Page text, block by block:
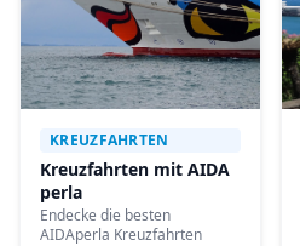
KREUZFAHRTEN
Kreuzfahrten mit AIDA
perla
Endecke die besten
AIDAperla Kreuzfahrten